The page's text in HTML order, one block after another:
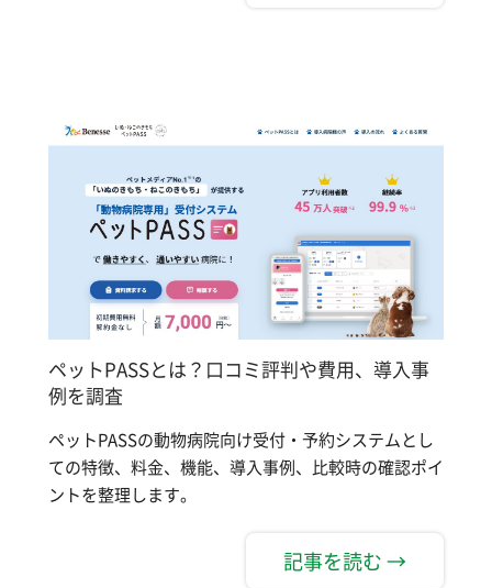
ペットPASSとは？口コミ評判や費用、導入事
例を調査
ペットPASSの動物病院向け受付・予約システムとし
ての特徴、料金、機能、導入事例、比較時の確認ポイ
ントを整理します。
記事を読む →